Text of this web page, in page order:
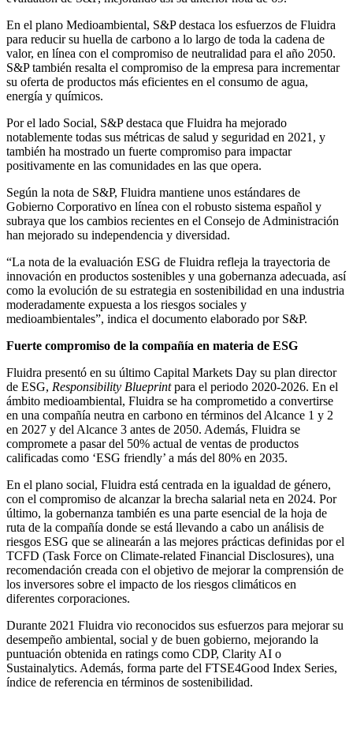
En el plano Medioambiental, S&P destaca los esfuerzos de Fluidra
para reducir su huella de carbono a lo largo de toda la cadena de
valor, en línea con el compromiso de neutralidad para el año 2050.
S&P también resalta el compromiso de la empresa para incrementar
su oferta de productos más eficientes en el consumo de agua,
energía y químicos.
Por el lado Social, S&P destaca que Fluidra ha mejorado
notablemente todas sus métricas de salud y seguridad en 2021, y
también ha mostrado un fuerte compromiso para impactar
positivamente en las comunidades en las que opera.
Según la nota de S&P, Fluidra mantiene unos estándares de
Gobierno Corporativo en línea con el robusto sistema español y
subraya que los cambios recientes en el Consejo de Administración
han mejorado su independencia y diversidad.
“La nota de la evaluación ESG de Fluidra refleja la trayectoria de
innovación en productos sostenibles y una gobernanza adecuada, así
como la evolución de su estrategia en sostenibilidad en una industria
moderadamente expuesta a los riesgos sociales y
medioambientales”, indica el documento elaborado por S&P.
Fuerte compromiso de la compañía en materia de ESG
Fluidra presentó en su último Capital Markets Day su plan director
de ESG, Responsibility Blueprintpara el periodo 2020-2026. En el
ámbito medioambiental, Fluidra se ha comprometido a convertirse
en una compañía neutra en carbono en términos del Alcance 1 y 2
en 2027 y del Alcance 3 antes de 2050. Además, Fluidra se
compromete a pasar del 50% actual de ventas de productos
calificadas como ‘ESG friendly’ a más del 80% en 2035.
En el plano social, Fluidra está centrada en la igualdad de género,
con el compromiso de alcanzar la brecha salarial neta en 2024. Por
último, la gobernanza también es una parte esencial de la hoja de
ruta de la compañía donde se está llevando a cabo un análisis de
riesgos ESG que se alinearán a las mejores prácticas definidas por el
TCFD (Task Force on Climate-related Financial Disclosures), una
recomendación creada con el objetivo de mejorar la comprensión de
los inversores sobre el impacto de los riesgos climáticos en
diferentes corporaciones.
Durante 2021 Fluidra vio reconocidos sus esfuerzos para mejorar su
desempeño ambiental, social y de buen gobierno, mejorando la
puntuación obtenida en ratings como CDP, Clarity AI o
Sustainalytics. Además, forma parte del FTSE4Good Index Series,
índice de referencia en términos de sostenibilidad.